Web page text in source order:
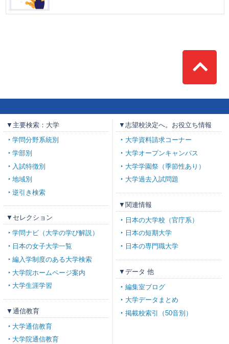
Top
▼主要検索：大学
学問分野系統別
学部別
入試特徴別
地域別
逆引き検索
▼セレクション
学問ナビ（大学の学び解説）
日本の女子大学一覧
編入学制度のある大学検索
大学院ホームページ案内
大学生涯学習
▼通信教育
大学通信教育
大学院通信教育
▼志望校決定へ。お役立ち情報
大学資料請求コーナー
大学オープンキャンパス
大学学園祭（季節性あり）
大学過去入試問題
▼関連情報
日本の大学校（官庁系）
日本の短期大学
日本の専門職大学
▼データ 他
編集室ブログ
大学データまとめ
掲載校索引（50音別）